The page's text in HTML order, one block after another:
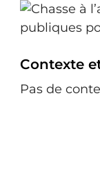
Contexte
Pas de